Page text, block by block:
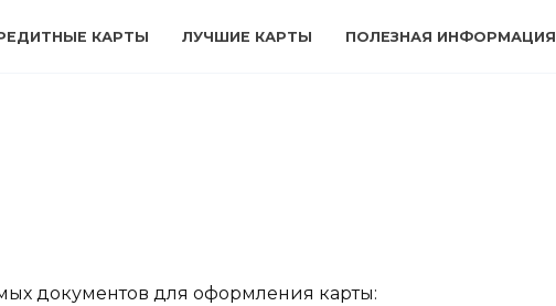
КАРТЫ ЛУЧШИЕ КАРТЫ ПОЛЕЗНАЯ ИНФОРМАЦИЯ
документов для оформления карты: